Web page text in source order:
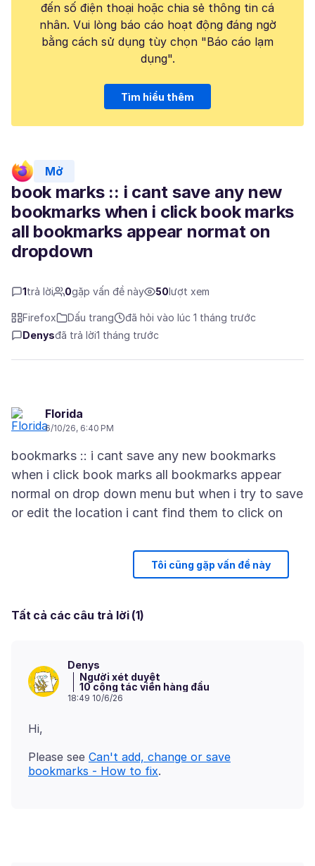
đến số điện thoại hoặc chia sẻ thông tin cá
nhân. Vui lòng báo cáo hoạt động đáng ngờ
bằng cách sử dụng tùy chọn "Báo cáo lạm
dụng".
Tìm hiểu thêm
Mở
book marks :: i cant save any new
bookmarks when i click book marks
all bookmarks appear normat on
dropdown
1trả lời 0gặp vấn đề này 50lượt xem
Firefox Dấu trang
đã hỏi vào lúc 1 tháng trước
Denysđã trả lời1 tháng trước
Florida
6/10/26, 6:40 PM
bookmarks :: i cant save any new bookmarks
when i click book marks all bookmarks appear
normal on drop down menu but when i try to save
Tôi cũng gặp vấn đề này
Tất cả các câu trả lời (1)
Denys
Người xét duyệt
10 cộng tác viên hàng đầu
18:49 10/6/26
Please see Can't add, change or save
bookmarks - How to fix